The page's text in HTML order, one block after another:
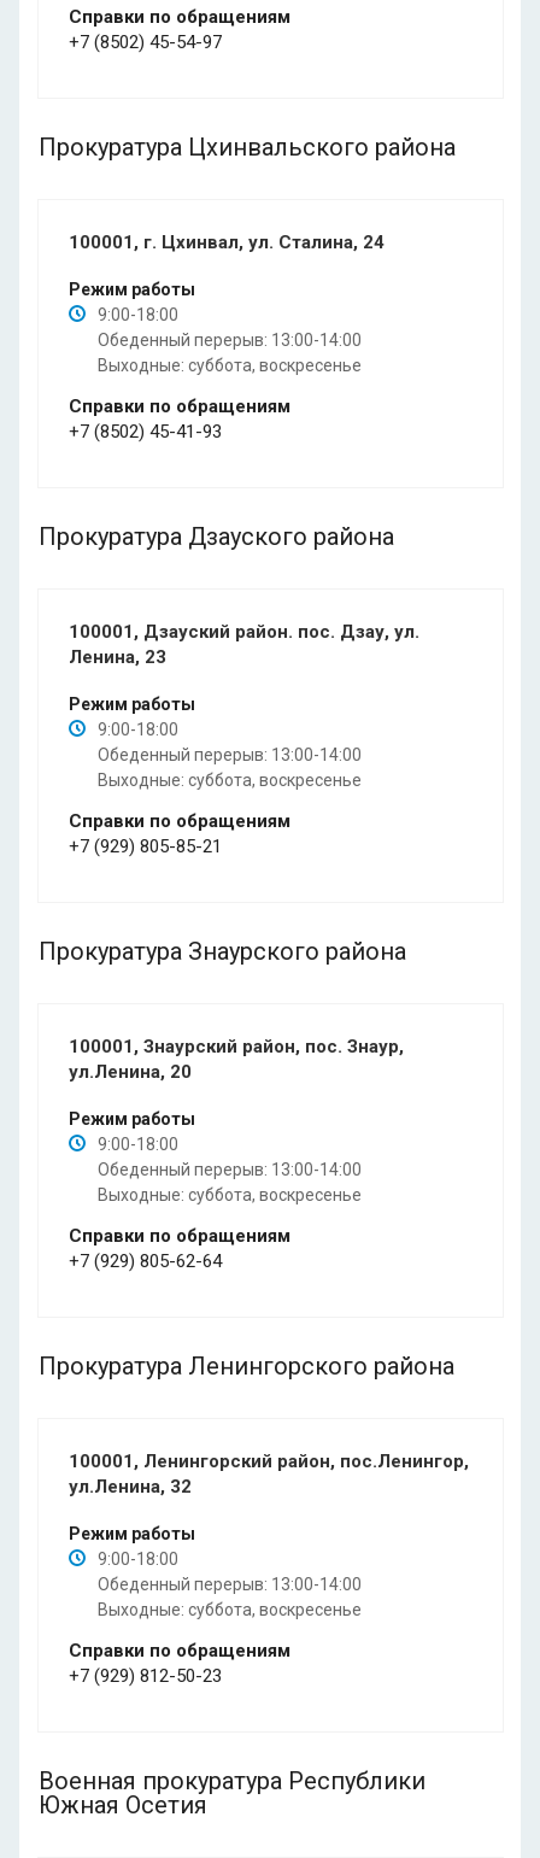
Справки по обращениям
+7 (8502) 45-54-97
Прокуратура Цхинвальского района
100001, г. Цхинвал, ул. Сталина, 24
Режим работы
9:00-18:00
Обеденный перерыв: 13:00-14:00
Выходные: суббота, воскресенье
Справки по обращениям
+7 (8502) 45-41-93
Прокуратура Дзауского района
100001, Дзауский район. пос. Дзау, ул.
Ленина, 23
Режим работы
9:00-18:00
Обеденный перерыв: 13:00-14:00
Выходные: суббота, воскресенье
Справки по обращениям
+7 (929) 805-85-21
Прокуратура Знаурского района
100001, Знаурский район, пос. Знаур,
ул.Ленина, 20
Режим работы
9:00-18:00
Обеденный перерыв: 13:00-14:00
Выходные: суббота, воскресенье
Справки по обращениям
+7 (929) 805-62-64
Прокуратура Ленингорского района
100001, Ленингорский район, пос.Ленингор,
ул.Ленина, 32
Режим работы
9:00-18:00
Обеденный перерыв: 13:00-14:00
Выходные: суббота, воскресенье
Справки по обращениям
+7 (929) 812-50-23
Военная прокуратура Республики
Южная Осетия